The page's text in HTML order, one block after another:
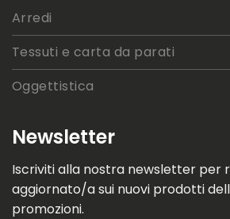
Arredi
Tessuti e carta da parati
Oggettistica
Newsletter
Iscriviti alla nostra newsletter per
aggiornato/a sui nuovi prodotti
promozioni.